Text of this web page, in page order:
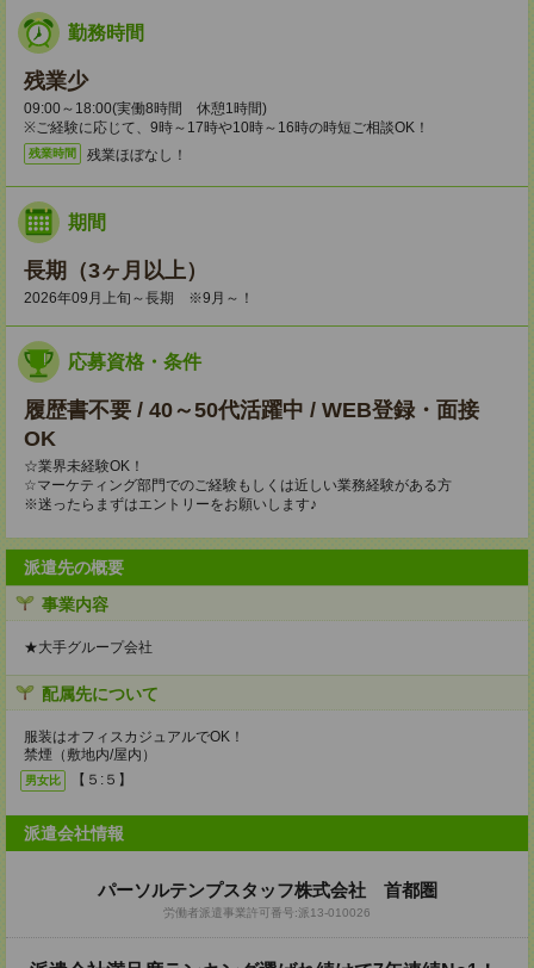
勤務時間
残業少
09:00～18:00(実働8時間 休憩1時間)
※ご経験に応じて、9時～17時や10時～16時の時短ご相談OK！
残業時間 残業ほぼなし！
期間
長期（3ヶ月以上）
2026年09月上旬～長期 ※9月～！
応募資格・条件
履歴書不要 / 40～50代活躍中 / WEB登録・面接
OK
☆業界未経験OK！
☆マーケティング部門でのご経験もしくは近しい業務経験がある方
※迷ったらまずはエントリーをお願いします♪
派遣先の概要
事業内容
★大手グループ会社
配属先について
服装はオフィスカジュアルでOK！
禁煙（敷地内/屋内）
男女比 【５:５】
派遣会社情報
パーソルテンプスタッフ株式会社 首都圏
労働者派遣事業許可番号:派13-010026